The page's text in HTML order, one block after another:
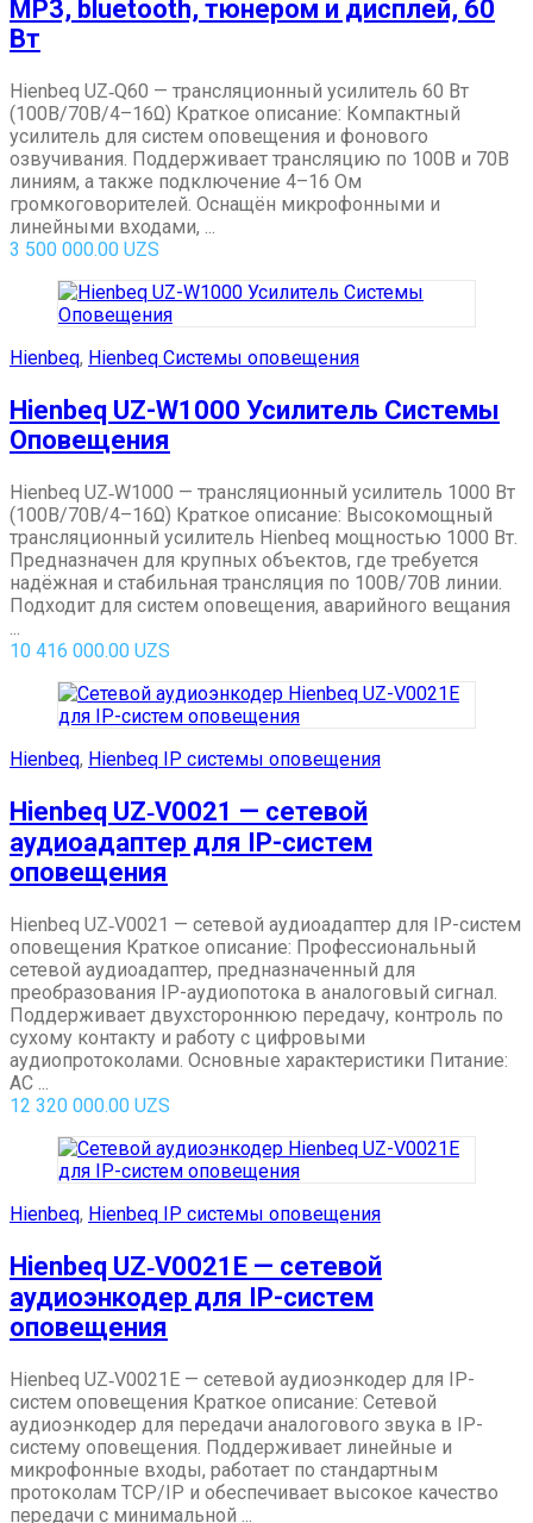
MP3, bluetooth, тюнером и дисплей, 60
Вт
Hienbeq UZ‑Q60 — трансляционный усилитель 60 Вт
(100В/70В/4–16Ω) Краткое описание: Компактный
усилитель для систем оповещения и фонового
озвучивания. Поддерживает трансляцию по 100В и 70В
линиям, а также подключение 4–16 Ом
громкоговорителей. Оснащён микрофонными и
линейными входами, ...
3 500 000.00 UZS
Hienbeq, Hienbeq Системы оповещения
Hienbeq UZ-W1000 Усилитель Системы
Оповещения
Hienbeq UZ‑W1000 — трансляционный усилитель 1000 Вт
(100В/70В/4–16Ω) Краткое описание: Высокомощный
трансляционный усилитель Hienbeq мощностью 1000 Вт.
Предназначен для крупных объектов, где требуется
надёжная и стабильная трансляция по 100В/70В линии.
Подходит для систем оповещения, аварийного вещания
10 416 000.00 UZS
Hienbeq, Hienbeq IP системы оповещения
Hienbeq UZ‑V0021 — сетевой
аудиоадаптер для IP-систем
оповещения
Hienbeq UZ‑V0021 — сетевой аудиоадаптер для IP-систем
оповещения Краткое описание: Профессиональный
сетевой аудиоадаптер, предназначенный для
преобразования IP-аудиопотока в аналоговый сигнал.
Поддерживает двухстороннюю передачу, контроль по
сухому контакту и работу с цифровыми
аудиопротоколами. Основные характеристики Питание:
AC ...
12 320 000.00 UZS
Hienbeq, Hienbeq IP системы оповещения
Hienbeq UZ‑V0021E — сетевой
аудиоэнкодер для IP-систем
оповещения
Hienbeq UZ‑V0021E — сетевой аудиоэнкодер для IP-
систем оповещения Краткое описание: Сетевой
аудиоэнкодер для передачи аналогового звука в IP-
систему оповещения. Поддерживает линейные и
микрофонные входы, работает по стандартным
протоколам TCP/IP и обеспечивает высокое качество
передачи с минимальной ...